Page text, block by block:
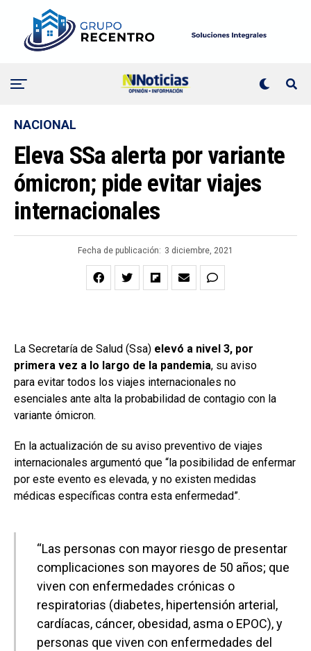
NACIONAL
Eleva SSa alerta por variante
ómicron; pide evitar viajes
internacionales
Fecha de publicación: 3 diciembre, 2021
La Secretaría de Salud (Ssa) elevó a nivel 3, por
primera vez a lo largo de la pandemia, su aviso
para evitar todos los viajes internacionales no
esenciales ante alta la probabilidad de contagio con la
variante ómicron.
En la actualización de su aviso preventivo de viajes
internacionales argumentó que “la posibilidad de enfermar
por este evento es elevada, y no existen medidas
médicas específicas contra esta enfermedad”.
“Las personas con mayor riesgo de presentar
complicaciones son mayores de 50 años; que
viven con enfermedades crónicas o
respiratorias (diabetes, hipertensión arterial,
cardíacas, cáncer, obesidad, asma o EPOC), y
personas que viven con enfermedades del